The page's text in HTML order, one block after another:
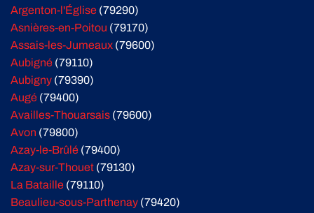
Argenton-l'Église (79290)
Asnières-en-Poitou (79170)
Assais-les-Jumeaux (79600)
Aubigné (79110)
Aubigny (79390)
Augé (79400)
Availles-Thouarsais (79600)
Avon (79800)
Azay-le-Brûlé (79400)
Azay-sur-Thouet (79130)
La Bataille (79110)
Beaulieu-sous-Parthenay (79420)